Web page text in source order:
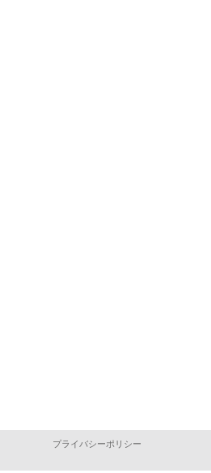
プライバシーポリシー